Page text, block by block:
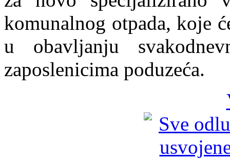
komunalnog otpada, koje
u obavljanju
zaposlenicima poduzeća.